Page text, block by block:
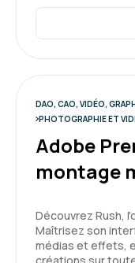
DAO, CAO, VIDÉO,
PHOTOGRAPHIE ET
Adobe
montage
Découvrez Rush,
Maîtrisez son
médias et effets,